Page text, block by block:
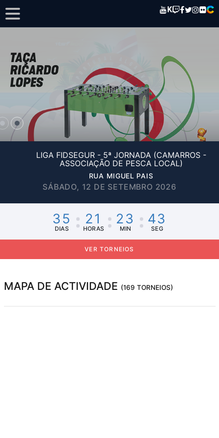
K
LIGA FIDSEGUR - 5ª JORNADA (CAMARROS -
ASSOCIAÇÃO DE PESCA LOCAL)
RUA MIGUEL PAIS
SÁBADO, 12 DE SETEMBRO 2026
35
DIAS
21
HORAS
23
MIN
43
SEG
VER TORNEIOS
MAPA DE ACTIVIDADE (169 TORNEIOS)